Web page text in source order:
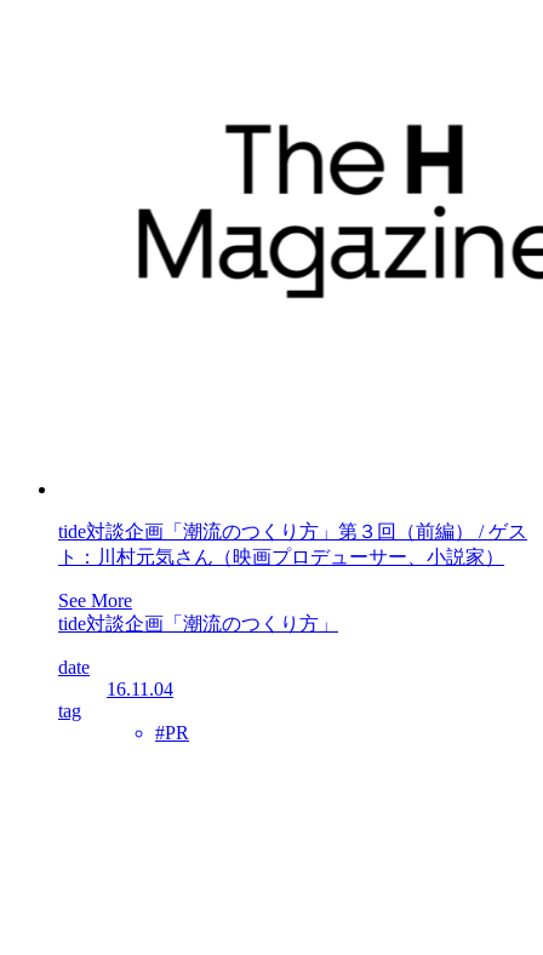
tide対談企画「潮流のつくり方」第３回（前編） / ゲス
ト：川村元気さん（映画プロデューサー、小説家）
See More
tide対談企画「潮流のつくり方」
date
16.11.04
tag
#PR